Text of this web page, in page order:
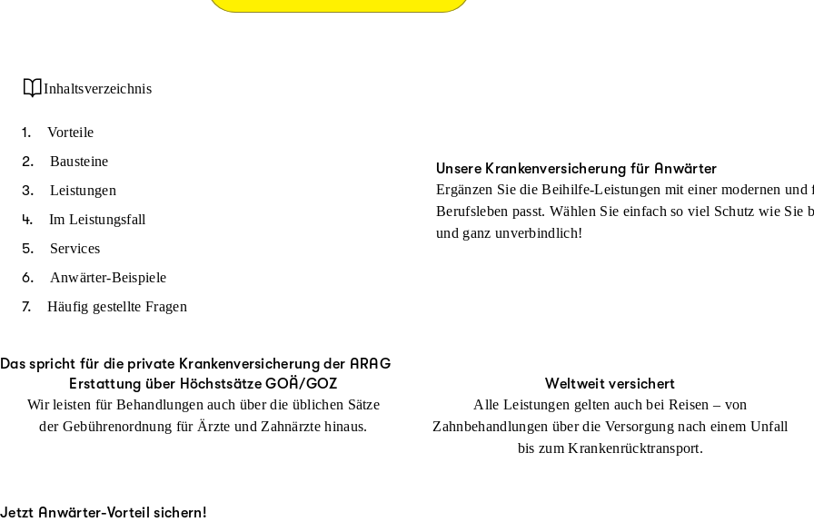
Inhaltsverzeichnis
Vorteile
Bausteine
Leistungen
Im Leistungsfall
Services
Anwärter-Beispiele
Häufig gestellte Fragen
Unsere Krankenversicherung für Anwärter
Ergänzen Sie die Beihilfe-Leistungen mit einer modernen
Berufsleben passt. Wählen Sie einfach so viel Schutz wie Sie
und ganz unverbindlich!
Das spricht für die private Krankenversicherung der ARAG
Erstattung über Höchstsätze GOÄ/GOZ
Wir leisten für Behandlungen auch über die üblichen Sätze
der Gebührenordnung für Ärzte und Zahnärzte hinaus.
Weltweit versichert
Alle Leistungen gelten auch bei Reisen – von
Zahnbehandlungen über die Versorgung nach einem Unfall
bis zum Krankenrücktransport.
Jetzt Anwärter-Vorteil sichern!